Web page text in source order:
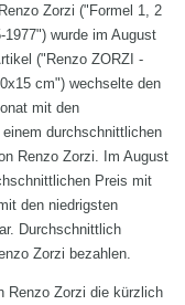
Zorzi ("Formel 1, 2
wurde im August
("Renzo ZORZI -
cm") wechselte den
mit den
durchschnittlichen
Renzo Zorzi. Im August
Preis mit
den niedrigsten
Durchschnittlich
Zorzi bezahlen.
Renzo Zorzi die kürzlich